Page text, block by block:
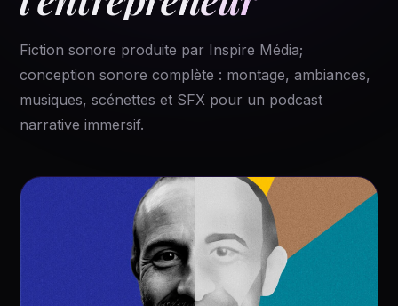
Fiction sonore produite par Inspire Média;
conception sonore complète : montage, ambiances,
musiques, scénettes et SFX pour un podcast
narrative immersif.